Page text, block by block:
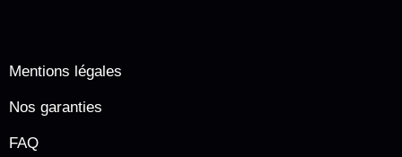
Mentions légales
Nos garanties
FAQ